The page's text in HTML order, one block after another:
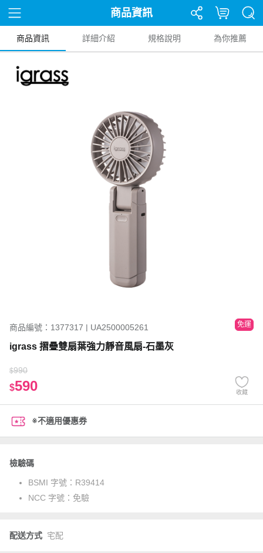
商品資訊
商品資訊 詳細介紹 規格說明 為你推薦
商品編號：1377317 | UA2500005261 免運
igrass 摺疊雙扇葉強力靜音風扇-石墨灰
$990
$590 收藏
※不適用優惠券
檢驗碼
BSMI 字號： R39414
NCC 字號： 免驗
配送方式 宅配